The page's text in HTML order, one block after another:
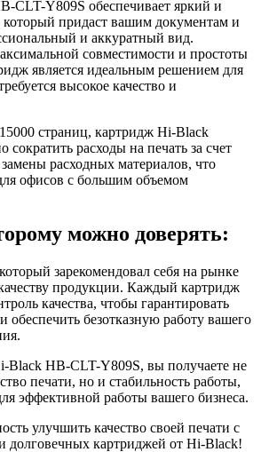
CLT-Y809S обеспечивает яркий и
придаст вашим документам и
и аккуратный вид.
совместимости и простоты
является идеальным решением для
высокое качество и
страниц, картридж Hi-Black
сократить расходы на печать за счет
расходных материалов, что
офисов с большим объемом
можно доверять:
зарекомендовал себя на рынке
продукции. Каждый картридж
качества, чтобы гарантировать
обеспечить безотказную работу вашего
Black HB-CLT-Y809S, вы получаете не
печати, но и стабильность работы,
эффективной работы вашего бизнеса.
улучшить качество своей печати с
картриджей от Hi-Black!